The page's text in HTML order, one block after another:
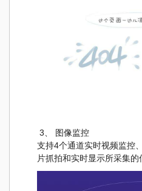
3、 图像监控
支持4个通道实时视频监控
片抓拍和实时显示所采集的